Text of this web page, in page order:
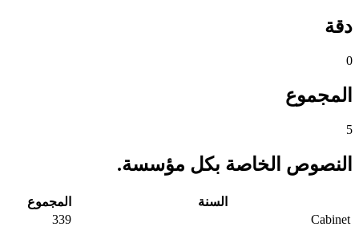
دقة
0
المجموع
5
النصوص الخاصة بكل مؤسسة.
السنة
المجموع
Cabinet
339